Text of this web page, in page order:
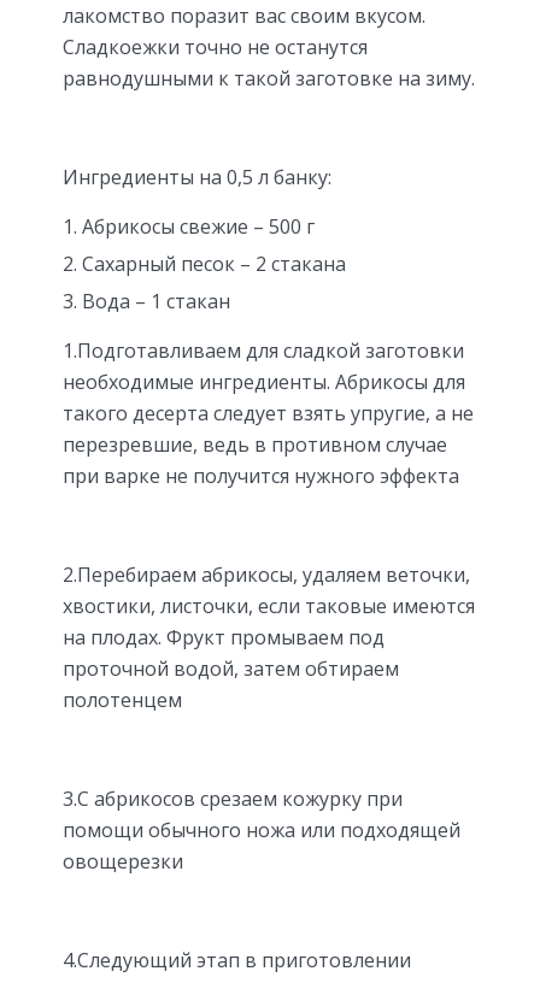
лакомство поразит вас своим вкусом.
Сладкоежки точно не останутся
равнодушными к такой заготовке на зиму.
Ингредиенты на 0,5 л банку:
Абрикосы свежие – 500 г
Сахарный песок – 2 стакана
Вода – 1 стакан
1.Подготавливаем для сладкой заготовки
необходимые ингредиенты. Абрикосы для
такого десерта следует взять упругие, а не
перезревшие, ведь в противном случае
при варке не получится нужного эффекта
2.Перебираем абрикосы, удаляем веточки,
хвостики, листочки, если таковые имеются
на плодах. Фрукт промываем под
проточной водой, затем обтираем
полотенцем
3.С абрикосов срезаем кожурку при
помощи обычного ножа или подходящей
овощерезки
4.Следующий этап в приготовлении